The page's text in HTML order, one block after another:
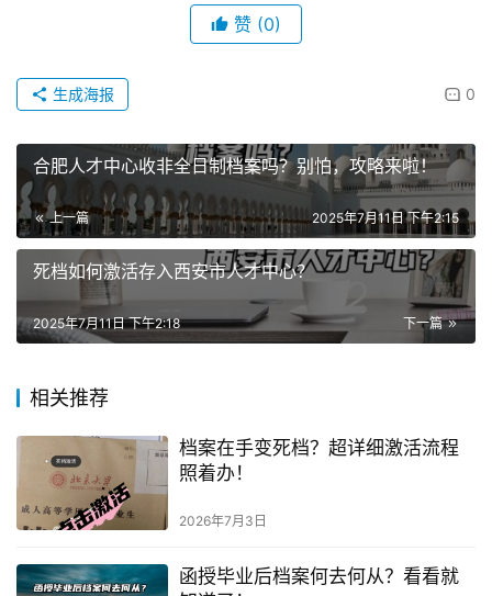
赞 (0)
0
生成海报
合肥人才中心收非全日制档案吗？别怕，攻略来啦！
上一篇 2025年7月11日 下午2:15
死档如何激活存入西安市人才中心？
下一篇
2025年7月11日 下午2:18
相关推荐
档案在手变死档？超详细激活流程
照着办！
2026年7月3日
函授毕业后档案何去何从？看看就